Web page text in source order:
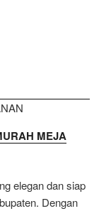
MEJA
elegan dan siap
Dengan